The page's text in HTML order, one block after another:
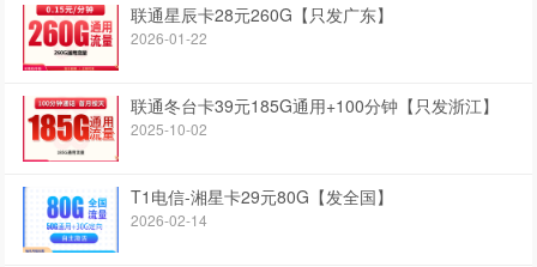
联通星辰卡28元260G【只发广东】
2026-01-22
联通冬台卡39元185G通用+100分钟【只发浙江】
2025-10-02
T1电信-湘星卡29元80G【发全国】
2026-02-14